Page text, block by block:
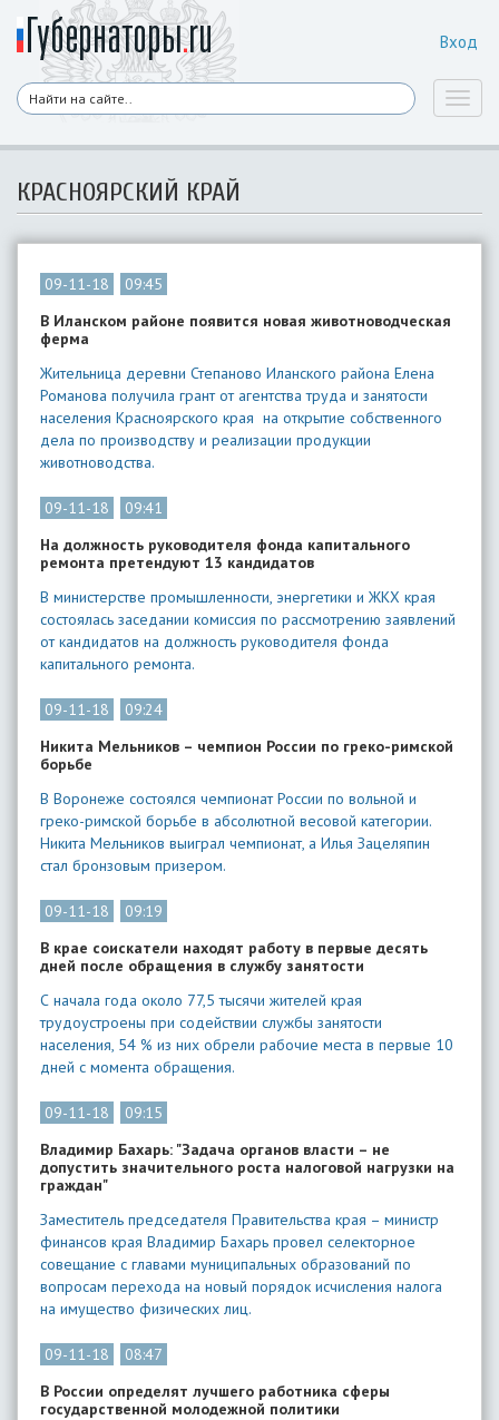
Вход
КРАСНОЯРСКИЙ КРАЙ
09-11-18
09:45
В Иланском районе появится новая животноводческая
ферма
Жительница деревни Степаново Иланского района Елена
Романова получила грант от агентства труда и занятости
населения Красноярского края на открытие собственного
дела по производству и реализации продукции
животноводства.
09-11-18
09:41
На должность руководителя фонда капитального
ремонта претендуют 13 кандидатов
В министерстве промышленности, энергетики и ЖКХ края
состоялась заседании комиссия по рассмотрению заявлений
от кандидатов на должность руководителя фонда
капитального ремонта.
09-11-18
09:24
Никита Мельников – чемпион России по греко-римской
борьбе
В Воронеже состоялся чемпионат России по вольной и
греко-римской борьбе в абсолютной весовой категории.
Никита Мельников выиграл чемпионат, а Илья Зацеляпин
стал бронзовым призером.
09-11-18
09:19
В крае соискатели находят работу в первые десять
дней после обращения в службу занятости
С начала года около 77,5 тысячи жителей края
трудоустроены при содействии службы занятости
населения, 54 % из них обрели рабочие места в первые 10
дней с момента обращения.
09-11-18
09:15
Владимир Бахарь: "Задача органов власти – не
допустить значительного роста налоговой нагрузки на
граждан"
Заместитель председателя Правительства края – министр
финансов края Владимир Бахарь провел селекторное
совещание с главами муниципальных образований по
вопросам перехода на новый порядок исчисления налога
на имущество физических лиц.
09-11-18
08:47
В России определят лучшего работника сферы
государственной молодежной политики